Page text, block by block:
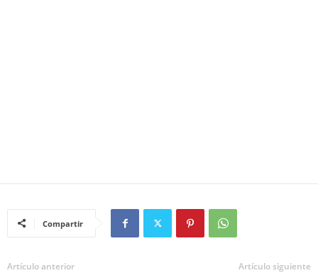
Compartir
Artículo anterior Artículo siguiente